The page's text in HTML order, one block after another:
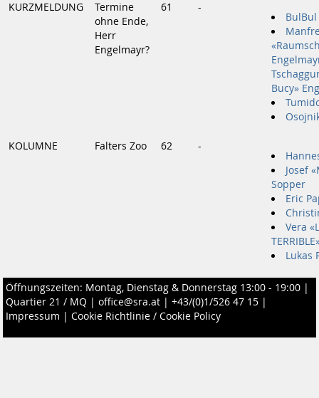
KURZMELDUNG
Termine
ohne Ende,
Herr
Engelmayr?
61 -
BulBul
Bucy»
KOLUMNE Falters Zoo 62 -
Josef
Sopper
Eric
Vera
Lukas
Öffnungszeiten: Montag, Dienstag & Donnerstag 13:00 - 19:00 |
Quartier 21 / MQ | office@sra.at | +43/(0)1/526 47 15 |
Impressum | Cookie Richtlinie / Cookie Policy